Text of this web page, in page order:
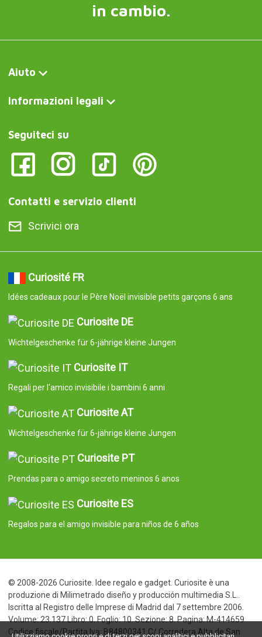
in cambio.
Aiuto
Informazioni legali
Seguiteci su
Contatti e servizio clienti
Scrivici ora
Curiosité FR
Idées cadeaux pour le Père Noël invisible petits garçons 6 ans
Curiosite DE
Wichtelgeschenke für 6-jährige kleine Jungen
Curiosite IT
Regali per l'amico invisibile i bambini 6 anni
Curiosite AT
Wichtelgeschenke für 6-jährige kleine Jungen
Curiosite PT
Prendas para o amigo secreto meninos 6 anos
Curiosite ES
Regalos para el amigo invisible para niños de 6 años
© 2008-2026 Curiosite. Idee regalo e gadget. Curiosite è una
produzione di Milimetrado diseño y producción multimedia S.L..
Iscritta al Registro delle Imprese di Madrid dal 7 settembre 2006.
Volume: 23.137 Libro: 0. Foglio: 10. Sezione: 8. Pagina: M-414659
Codice fiscale/Partita Iva: B84800341 C/ Corredera Alta de San